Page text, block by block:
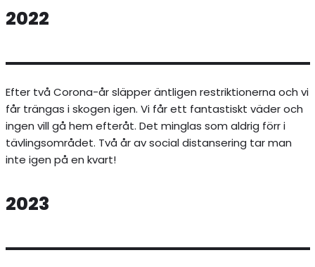
2022
Efter två Corona-år släpper äntligen restriktionerna och vi
får trängas i skogen igen. Vi får ett fantastiskt väder och
ingen vill gå hem efteråt. Det minglas som aldrig förr i
tävlingsområdet. Två år av social distansering tar man
inte igen på en kvart!
2023